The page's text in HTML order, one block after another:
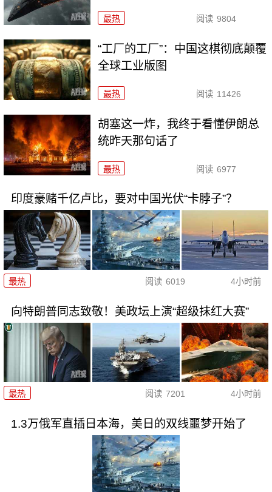
最热 阅读 9804
“工厂的工厂”：中国这棋彻底颠覆
全球工业版图
最热 阅读 11426
胡塞这一炸，我终于看懂伊朗总
统昨天那句话了
最热 阅读 6977
印度豪赌千亿卢比，要对中国光伏“卡脖子”？
最热 阅读 6019 4小时前
向特朗普同志致敬！美政坛上演“超级抹红大赛”
最热 阅读 7201 4小时前
1.3万俄军直插日本海，美日的双线噩梦开始了